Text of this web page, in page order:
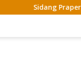
Praperadilan